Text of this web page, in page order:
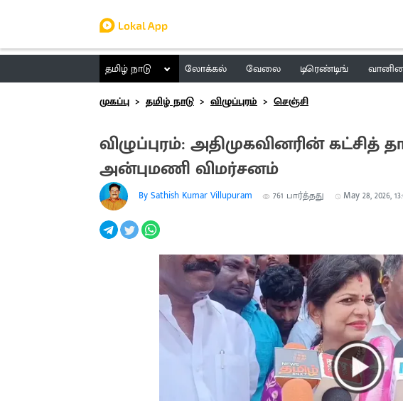
தமிழ் நாடு லோக்கல் வேலை டிரெண்டிங்
முகப்பு
தமிழ் நாடு விழுப்புரம் செஞ்சி
விழுப்புரம்: அதிமுகவினரின்
அன்புமணி விமர்சனம்
By Sathish Kumar Villupuram 761 பார்த்தது May 28, 2026,